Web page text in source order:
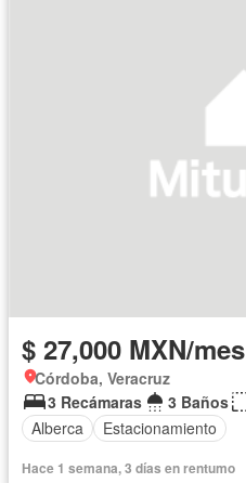
$ 27,000 MXN/mes
Córdoba, Veracruz
3 Recámaras
3 Baños
Alberca
Estacionamiento
Hace 1 semana, 3 días en rentumo